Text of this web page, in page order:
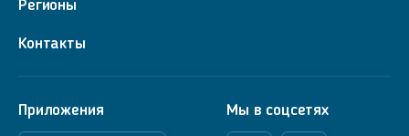
Регионы
Контакты
Приложения Мы в соцсетях